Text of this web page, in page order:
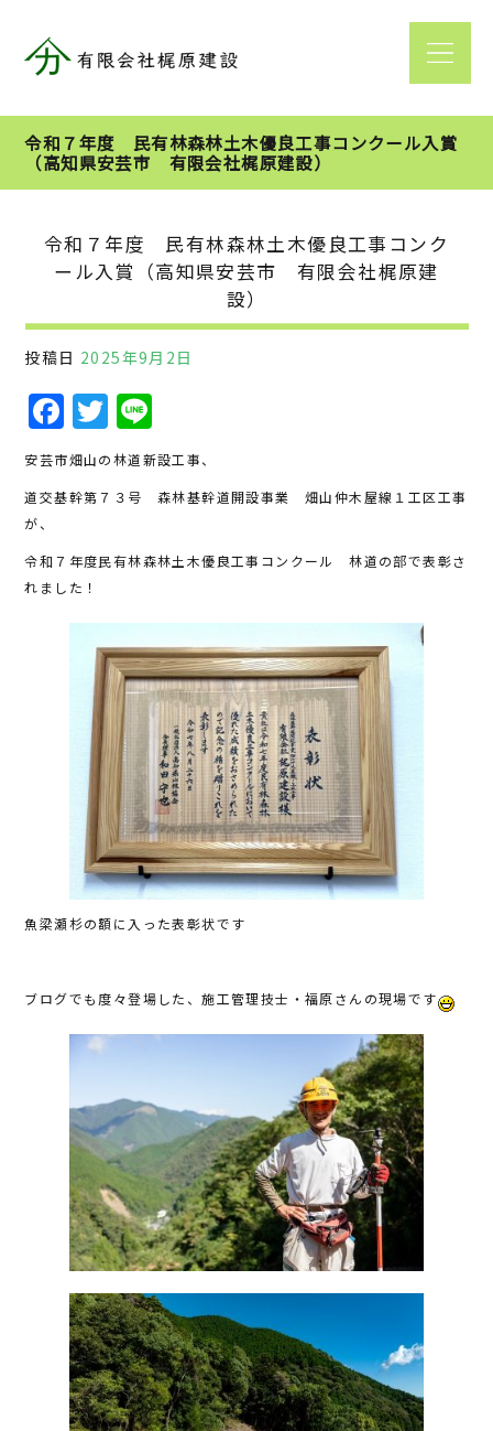
令和７年度 民有林森林土木優良工事コンクール入賞
（高知県安芸市 有限会社梶原建設）
令和７年度 民有林森林土木優良工事コンク
ール入賞（高知県安芸市 有限会社梶原建
設）
投稿日 2025年9月2日
F
a
c
e
b
o
o
T
w
it
te
r
n
e
安芸市畑山の林道新設工事、
道交基幹第７３号 森林基幹道開設事業 畑山仲木屋線１工区工事
が、
令和７年度民有林森林土木優良工事コンクール 林道の部で表彰さ
れました！
魚梁瀬杉の額に入った表彰状です
ブログでも度々登場した、施工管理技士・福原さんの現場です